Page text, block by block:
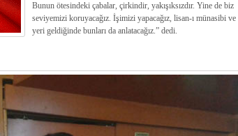
Bunun ötesindeki çabalar, çirkindir, yakışıksızdır. Yine de biz
seviyemizi koruyacağız. İşimizi yapacağız, lisan-ı münasibi ve
yeri geldiğinde bunları da anlatacağız.” dedi.